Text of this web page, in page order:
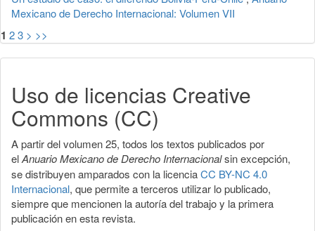
Mexicano de Derecho Internacional: Volumen VII
1 23 > >>
Uso de licencias Creative
Commons (CC)
A partir del volumen 25, todos los textos publicados por
elAnuario Mexicano de Derecho Internacionalsin excepción,
se distribuyen amparados con la licenciaCC BY-NC 4.0
Internacional, que permite a terceros utilizar lo publicado,
siempre que mencionen la autoría del trabajo y la primera
publicación en esta revista.